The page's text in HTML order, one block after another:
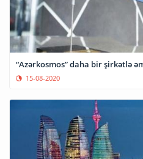
“Azərkosmos” daha bir şirkətlə
15-08-2020